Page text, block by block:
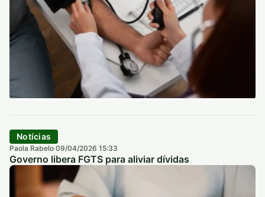
Notícias
Paola Rabelo·09/04/2026 15:33
Governo libera FGTS para aliviar dívidas